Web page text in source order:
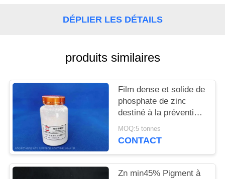
UN
DEVIS
DU
SITE
DÉPLIER LES DÉTAILS
produits similaires
Film dense et solide de
phosphate de zinc
destiné à la prévention
de la corrosion des
métaux et au
MOQ:5 tonnes
CONTACT
Zn min45% Pigment à